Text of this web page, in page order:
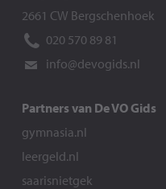
2661 CW Bergschenhoek
020 570 89 81
info@devogids.nl
Partners van De VO Gids
gymnasia.nl
leergeld.nl
saarisnietgek